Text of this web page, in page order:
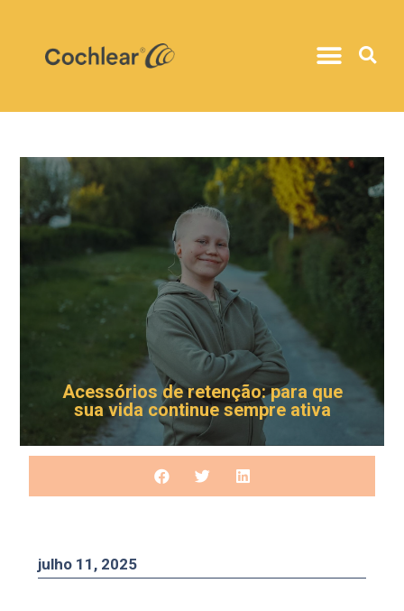
Acessórios de retenção: para que
sua vida continue sempre ativa
julho 11, 2025